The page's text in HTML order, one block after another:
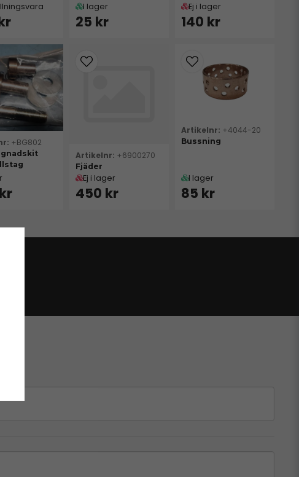
I lager
25 kr
Ej i lager
140 kr
+BG802
+6900270
Fjäder
Ej i lager
450 kr
+4044-20
Bussning
I lager
85 kr